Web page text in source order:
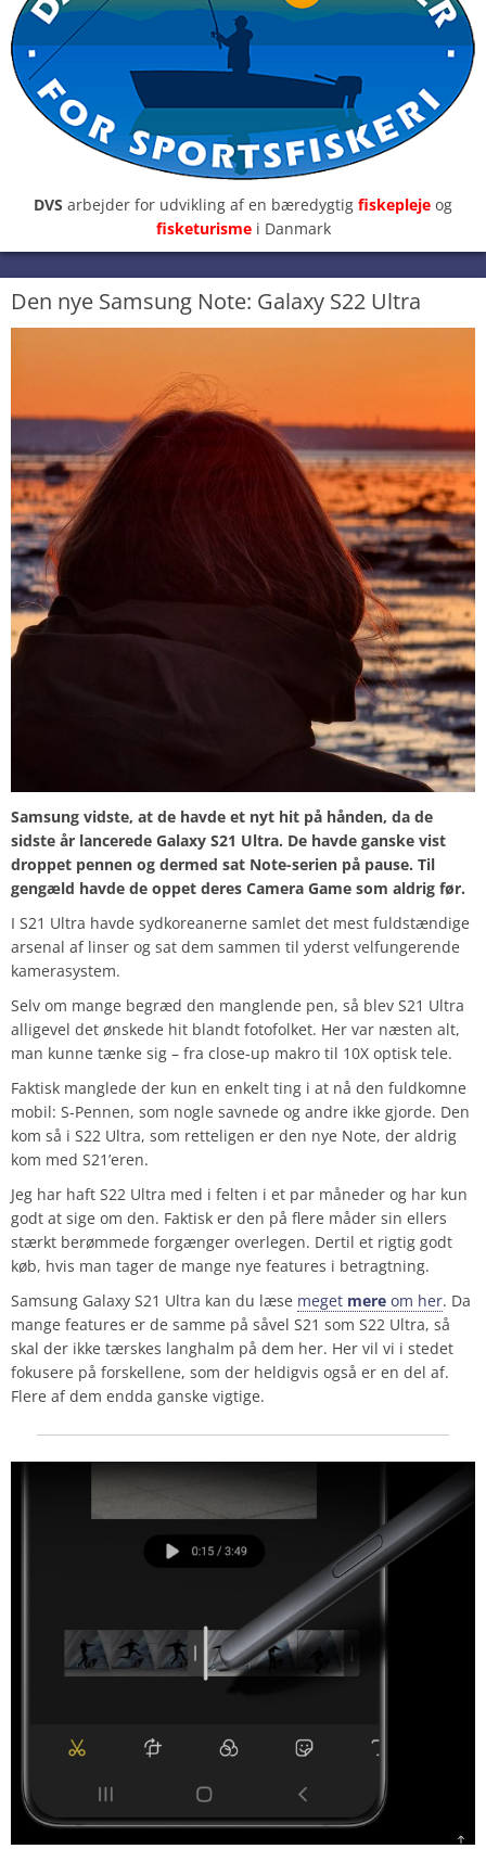
DVS arbejder for udvikling af en bæredygtig fiskepleje og
fisketurisme i Danmark
Den nye Samsung Note: Galaxy S22 Ultra
Samsung vidste, at de havde et nyt hit på hånden, da de
sidste år lancerede Galaxy S21 Ultra. De havde ganske vist
droppet pennen og dermed sat Note-serien på pause. Til
gengæld havde de oppet deres Camera Game som aldrig før.
I S21 Ultra havde sydkoreanerne samlet det mest fuldstændige
arsenal af linser og sat dem sammen til yderst velfungerende
kamerasystem.
Selv om mange begræd den manglende pen, så blev S21 Ultra
alligevel det ønskede hit blandt fotofolket. Her var næsten alt,
man kunne tænke sig – fra close-up makro til 10X optisk tele.
Faktisk manglede der kun en enkelt ting i at nå den fuldkomne
mobil: S-Pennen, som nogle savnede og andre ikke gjorde. Den
kom så i S22 Ultra, som retteligen er den nye Note, der aldrig
kom med S21’eren.
Jeg har haft S22 Ultra med i felten i et par måneder og har kun
godt at sige om den. Faktisk er den på flere måder sin ellers
stærkt berømmede forgænger overlegen. Dertil et rigtig godt
køb, hvis man tager de mange nye features i betragtning.
Samsung Galaxy S21 Ultra kan du læse meget mere om her. Da
mange features er de samme på såvel S21 som S22 Ultra, så
skal der ikke tærskes langhalm på dem her. Her vil vi i stedet
fokusere på forskellene, som der heldigvis også er en del af.
Flere af dem endda ganske vigtige.